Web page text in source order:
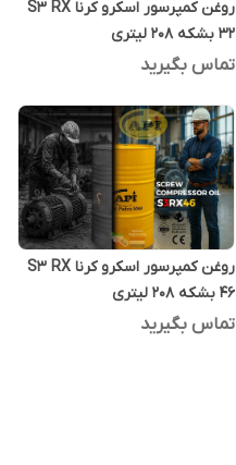
روغن کمپرسور اسکرو کرنا S3 RX
32 بشکه 208 لیتری
تماس بگیرید
روغن کمپرسور اسکرو کرنا S3 RX
46 بشکه 208 لیتری
تماس بگیرید